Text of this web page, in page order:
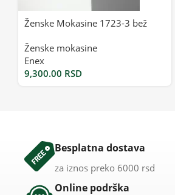
Ženske Mokasine 1723-3 bež
Ženske mokasine
Enex
9,300.00 RSD
Besplatna dostava
za iznos preko 6000 rsd
Online podrška